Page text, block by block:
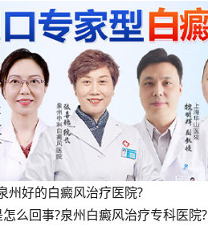
州好的白癜风治疗医院?
么回事?泉州白癜风治疗专科医院?